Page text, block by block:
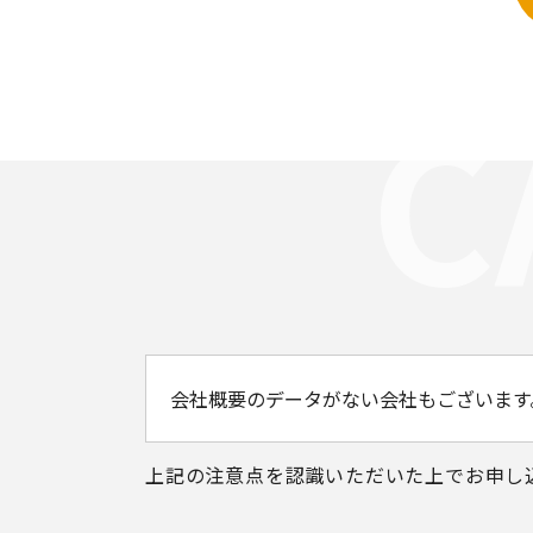
会社概要のデータがない会社もございま
上記の注意点を認識いただいた上でお申し